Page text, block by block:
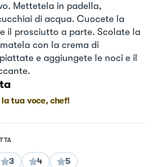
Mettetela in padella,
di acqua. Cuocete la
il prosciutto a parte. Scolate la
con la crema di
e aggiungete le noci e il
tua voce, chef!
3 4 5